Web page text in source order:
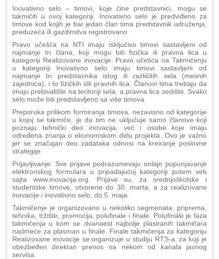
Inovativno selo – timovi, koje čine predstavnici, mogu se
takmičiti u ovoj kategoriji. Inovativno selo je predviđeno za
timove kod kojih je bar jedan član tima predstavnik udruženja,
preduzeća ili gazdinstva registrovano.
Pravo učešća na NTI imaju isključivo timovi sastavljeni od
najmanje tri člana, koji mogu biti fizička ili pravna lica u
kategoriji Realizovane inovacije. Pravo učešća na Takmičenju
u kategoriji Inovativno selo imaju timovi sastavljeni od
najmanje tri predstavnika istog ili različitih sela (mesnih
zajednica), i to fizičkih i/ili pravnih lica. Članovi tima trebaju da
imaju prebivalište na teritoriji sela, a pravna lica sedište. Svako
selo može biti predstavljeno sa više timova.
Preporuka prilikom formiranja timova, nezavisno od kategorije
u kojoj se takmiče, je da tim ne uključuje samo članove koji
poznaju tehnički deo inovacija, već i osobe koje imaju
određena znanja o ekonomskom delu projekta. Ovo je važno
jer se značajan deo zadataka odnosi na kreiranje poslovne
strategije.
Prijavljivanje: Sve prijave podrazumevaju onlajn popunjavanje
elektronskog formulara u pripadajućoj kategoriji putem veb
sajta www.inovacija.org. Prijave su, za srednjoškolske i
studentske timove, otvorene do 30. marta, a za realizovane
inovacije i inovativno selo, do 5. maja.
Takmičenje je organizovano u nekoliko segmenata: priprema,
tehnika, tržište, promocija, polufinale i finale. Polufinale je faza
takmičenja u kom se dvanaest najbolje plasiranih takmičara
nadmeće za plasman u finale. Finale takmičenja za kategoriju
Realizovane inovacije se organizuje u studiju RTS-a, za koji je
obezbeđen direktan prenos na nekom od kanala javnog
servisa.